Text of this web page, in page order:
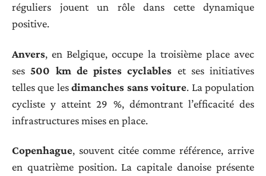
réguliers jouent un rôle dans cette dynamique
positive.
Anvers, en Belgique, occupe la troisième place avec
ses500 km de pistes cyclables et ses initiatives
telles que lesdimanches sans voiture. La population
cycliste y atteint 29 %, démontrant l’efficacité des
infrastructures mises en place.
Copenhague, souvent citée comme référence, arrive
en quatrième position. La capitale danoise présente